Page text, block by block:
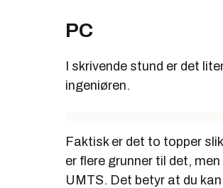
PC
I skrivende stund er det
ingeniøren.
Faktisk er det to topper
er flere grunner til det,
UMTS. Det betyr at du